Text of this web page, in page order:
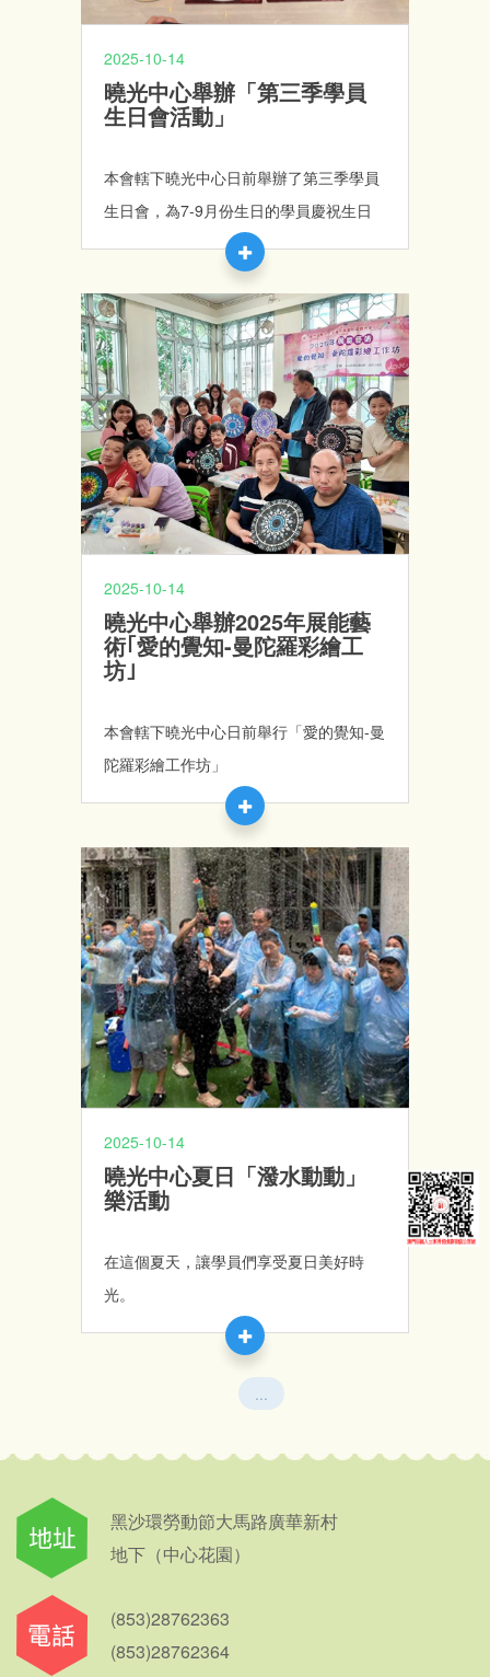
2025-10-14
曉光中心舉辦「第三季學員
生日會活動」
本會轄下曉光中心日前舉辦了第三季學員
生日會，為7-9月份生日的學員慶祝生日
2025-10-14
曉光中心舉辦2025年展能藝
術｢愛的覺知-曼陀羅彩繪工
坊｣
本會轄下曉光中心日前舉行「愛的覺知-曼
陀羅彩繪工作坊」
2025-10-14
曉光中心夏日「潑水動動」
樂活動
在這個夏天，讓學員們享受夏日美好時
光。
...
黑沙環勞動節大馬路廣華新村
地下（中心花園）
(853)28762363
(853)28762364